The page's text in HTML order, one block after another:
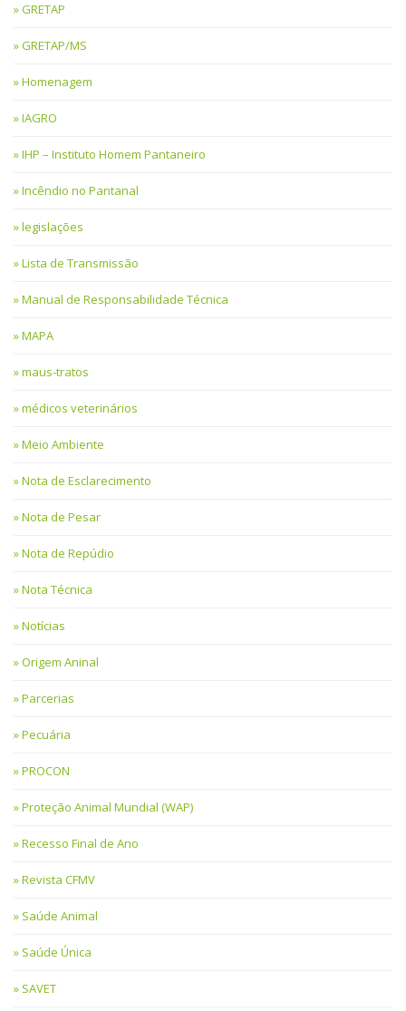
GRETAP
GRETAP/MS
Homenagem
IAGRO
IHP – Instituto Homem Pantaneiro
Incêndio no Pantanal
legislações
Lista de Transmissão
Manual de Responsabilidade Técnica
MAPA
maus-tratos
médicos veterinários
Meio Ambiente
Nota de Esclarecimento
Nota de Pesar
Nota de Repúdio
Nota Técnica
Notícias
Origem Aninal
Parcerias
Pecuária
PROCON
Proteção Animal Mundial (WAP)
Recesso Final de Ano
Revista CFMV
Saúde Animal
Saúde Única
SAVET